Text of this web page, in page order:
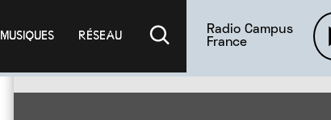
MUSIQUES RÉSEAU
Radio Campus
France